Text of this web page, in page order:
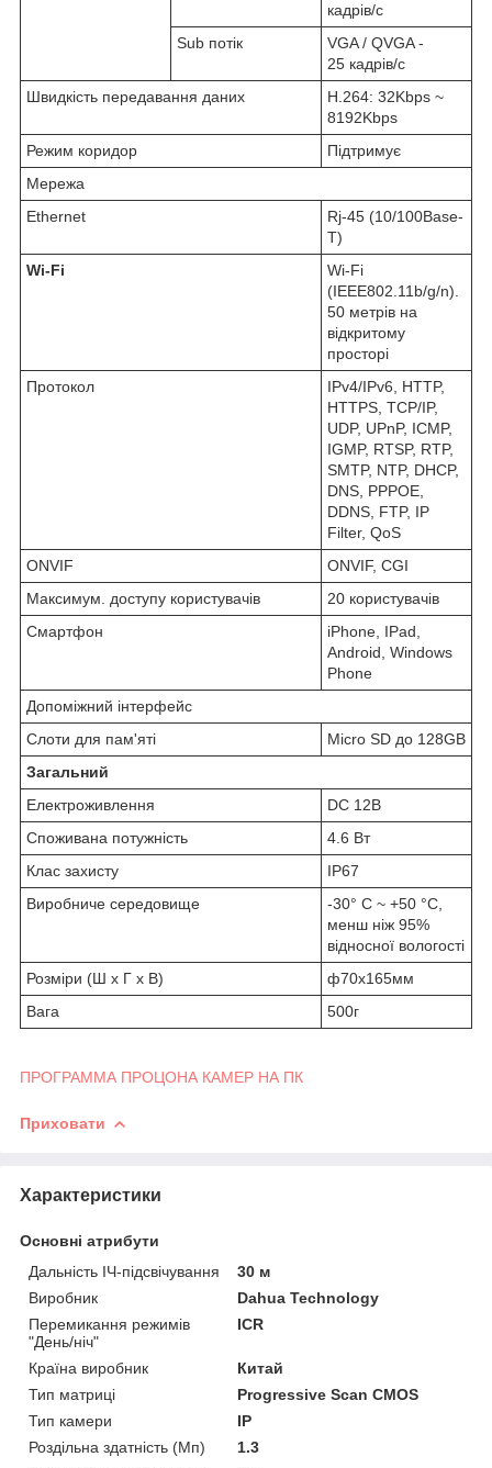
кадрів/с
Sub потік
VGA / QVGA -
25 кадрів/с
Швидкість передавання даних
H.264: 32Kbps ~
8192Kbps
Режим коридор
Підтримує
Мережа
Ethernet
Rj-45 (10/100Base-
T)
Wi-Fi
Wi-Fi
(IEEE802.11b/g/n).
50 метрів на
відкритому
просторі
Протокол
IPv4/IPv6, HTTP,
HTTPS, TCP/IP,
UDP, UPnP, ICMP,
IGMP, RTSP, RTP,
SMTP, NTP, DHCP,
DNS, PPPOE,
DDNS, FTP, IP
Filter, QoS
ONVIF
ONVIF, CGI
Максимум. доступу користувачів
20 користувачів
Смартфон
iPhone, IPad,
Android, Windows
Phone
Допоміжний інтерфейс
Слоти для пам'яті
Micro SD до 128GB
Загальний
Електроживлення
DC 12В
Споживана потужність
4.6 Вт
Клас захисту
IP67
Виробниче середовище
-30° C ~ +50 °C,
менш ніж 95%
відносної вологості
Розміри (Ш х Г х В)
ф70х165мм
Вага
500г
ПРОГРАММА ПРОЦОНА КАМЕР НА ПК
Приховати
Характеристики
Основні атрибути
Дальність ІЧ-підсвічування
30 м
Виробник
Dahua Technology
Перемикання режимів
"День/ніч"
ICR
Країна виробник
Китай
Тип матриці
Progressive Scan CMOS
Тип камери
IP
Роздільна здатність (Мп)
1.3